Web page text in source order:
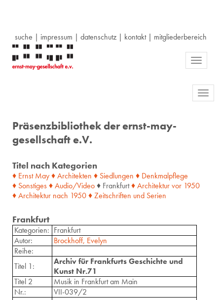
suche | impressum | datenschutz| kontakt| mitgliederbereich
Toggle
Präsenzbibliothek der ernst-may-
gesellschaft e.V.
Titel nach Kategorien
♦ Ernst May♦ Architekten ♦ Siedlungen ♦ Denkmalpflege
♦ Sonstiges♦ Audio/Video♦ Frankfurt♦ Architekturvor 1950
♦ Architektur nach 1950♦ Zeitschriften und Serien
Frankfurt
Kategorien: Frankfurt
Autor:
Brockhoff, Evelyn
Reihe:
Titel 1:
Archiv für Frankfurts Geschichte und
Kunst Nr.71
Titel 2
Musik in Frankfurt am Main
Nr.:
VII-039/2